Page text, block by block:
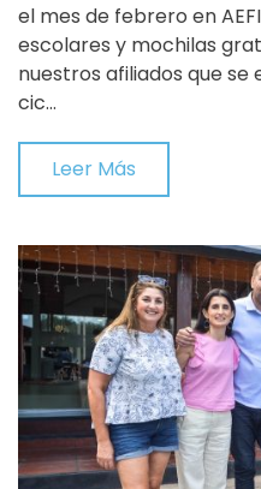
el mes de febrero en
escolares y mochilas
nuestros afiliados que
cic…
Leer Más